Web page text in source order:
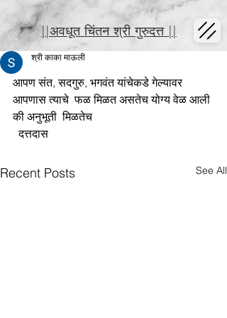
||अवधूत चिंतन श्री गुरुदत्त ||
श्री काका माऊली
आपण संत, सदगुरु, भगवंत यांचेकडे गेल्यावर
आपणास त्याचे  फळ मिळत असतेच योग्य वेळ आली
की अनुभूती  मिळतेच
  दत्तदास
Recent Posts See All